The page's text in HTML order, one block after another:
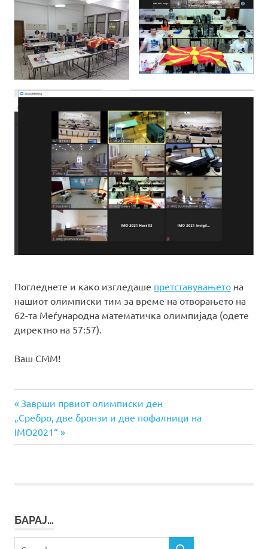
Погледнете и како изгледаше претставувањето на
нашиот олимписки тим за време на отворањето на
62-та Меѓународна математичка олимпијада (одете
директно на 57:57).
Ваш СММ!
Навигација
на
Previous
Post:
Заврши првиот олимписки ден
Next
Post:
„Сребро, две бронзи и две пофалници на
IMO2021“
БАРАЈ…